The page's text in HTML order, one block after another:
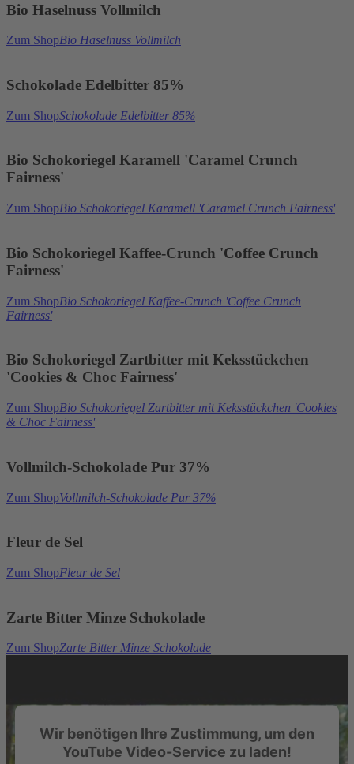
Bio Haselnuss Vollmilch
Zum ShopBio Haselnuss Vollmilch
Schokolade Edelbitter 85%
Zum ShopSchokolade Edelbitter 85%
Bio Schokoriegel Karamell 'Caramel Crunch
Fairness'
Zum ShopBio Schokoriegel Karamell 'Caramel Crunch Fairness'
Bio Schokoriegel Kaffee-Crunch 'Coffee Crunch
Fairness'
Zum ShopBio Schokoriegel Kaffee-Crunch 'Coffee Crunch
Fairness'
Bio Schokoriegel Zartbitter mit Keksstückchen
'Cookies & Choc Fairness'
Zum ShopBio Schokoriegel Zartbitter mit Keksstückchen 'Cookies
& Choc Fairness'
Vollmilch-Schokolade Pur 37%
Zum ShopVollmilch-Schokolade Pur 37%
Fleur de Sel
Zum ShopFleur de Sel
Zarte Bitter Minze Schokolade
Zum ShopZarte Bitter Minze Schokolade
Wir benötigen Ihre Zustimmung, um den
YouTube Video-Service zu laden!